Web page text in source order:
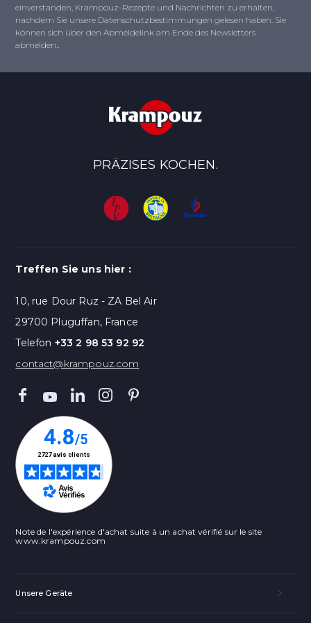
einverstanden, Krampouz-Rezepte und Nachrichten zu erhalten,
nachdem Sie unsere Datenschutzbestimmungen gelesen haben. Sie
können sich über den Abmeldelink am Ende des Newsletters
abmelden..
PRÄZISES KOCHEN.
Treffen Sie uns hier :
10, rue Dour Ruz - ZA Bel Air
29700 Pluguffan, France
Telefon +33 2 98 53 92 92
contact@krampouz.com
Note de l'expérience d'achat suite à un achat vérifié sur le site
www.krampouz.com
Unsere Geräte